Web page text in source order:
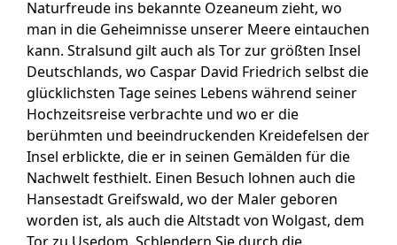
Naturfreude ins bekannte Ozeaneum zieht, wo
man in die Geheimnisse unserer Meere eintauchen
kann. Stralsund gilt auch als Tor zur größten Insel
Deutschlands, wo Caspar David Friedrich selbst die
glücklichsten Tage seines Lebens während seiner
Hochzeitsreise verbrachte und wo er die
berühmten und beeindruckenden Kreidefelsen der
Insel erblickte, die er in seinen Gemälden für die
Nachwelt festhielt. Einen Besuch lohnen auch die
Hansestadt Greifswald, wo der Maler geboren
worden ist, als auch die Altstadt von Wolgast, dem